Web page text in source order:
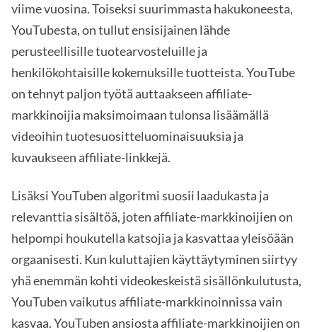
viime vuosina. Toiseksi suurimmasta hakukoneesta,
YouTubesta, on tullut ensisijainen lähde
perusteellisille tuotearvosteluille ja
henkilökohtaisille kokemuksille tuotteista. YouTube
on tehnyt paljon työtä auttaakseen affiliate-
markkinoijia maksimoimaan tulonsa lisäämällä
videoihin tuotesuositteluominaisuuksia ja
kuvaukseen affiliate-linkkejä.
Lisäksi YouTuben algoritmi suosii laadukasta ja
relevanttia sisältöä, joten affiliate-markkinoijien on
helpompi houkutella katsojia ja kasvattaa yleisöään
orgaanisesti. Kun kuluttajien käyttäytyminen siirtyy
yhä enemmän kohti videokeskeistä sisällönkulutusta,
YouTuben vaikutus affiliate-markkinoinnissa vain
kasvaa. YouTuben ansiosta affiliate-markkinoijien on